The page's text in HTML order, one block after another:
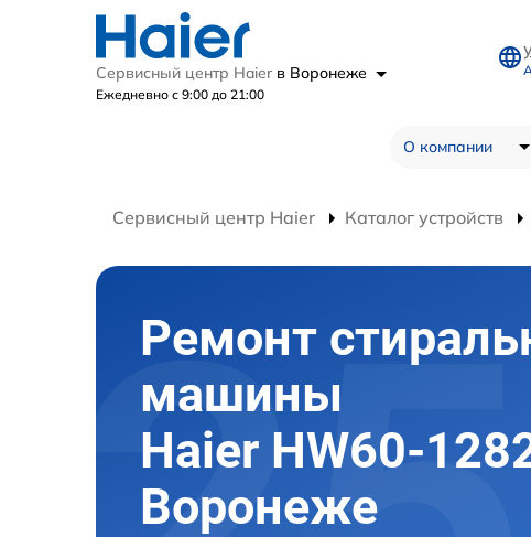
Сервисный центр Haier в Воронеже
Ежедневно с 9:00 до 21:00
О компании
Сервисный центр Haier Каталог устройств
Ремонт
машины
Haier HW60-
Воронеже